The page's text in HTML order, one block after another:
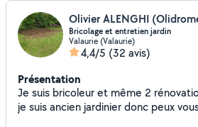
Olivier ALENGHI
Bricolage et entretien jardin
Valaurie (Valaurie)
4,4/5 (32 avis)
Présentation
Je suis bricoleur et même 2
je suis ancien jardinier donc peux